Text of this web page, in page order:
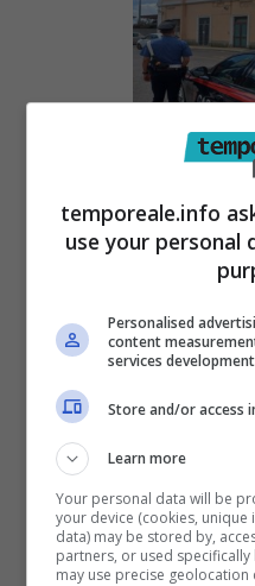
sottoponendoli a
Tale
aprire o a sforzare
consistenti in
grimaldelli e
sottoposti a
I due uomini sono
temporeale.info
use your
Personalised
content
services development
Store and/or access
Learn more
Your personal data will be
your device (cookies,
data) may be stored by,
partners, or used
may use precise geolocation